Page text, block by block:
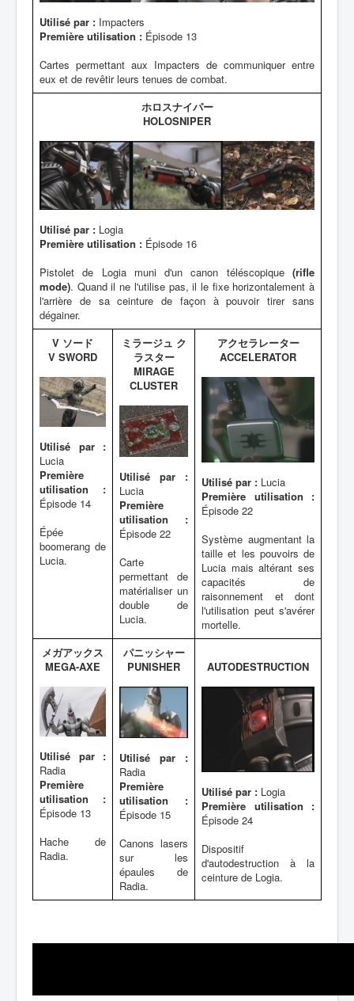
Utilisé par : Impacters
Première utilisation : Épisode 13
Cartes permettant aux Impacters de communiquer entre
eux et de revêtir leurs tenues de combat.
ホロスナイパー
HOLOSNIPER
Utilisé par : Logia
Première utilisation : Épisode 16
Pistolet de Logia muni d'un canon téléscopique (rifle
mode). Quand il ne l'utilise pas, il le fixe horizontalement à
l'arrière de sa ceinture de façon à pouvoir tirer sans
dégainer.
V ソード
V SWORD
Utilisé par :
Lucia
Première
utilisation :
Épisode 14
Épée
boomerang de
Lucia.
ミラージュ ク
ラスター
MIRAGE
CLUSTER
Utilisé par :
Lucia
Première
utilisation :
Épisode 22
Carte
permettant de
matérialiser un
double de
Lucia.
アクセラレーター
ACCELERATOR
Utilisé par : Lucia
Première utilisation :
Épisode 22
Système augmentant la
taille et les pouvoirs de
Lucia mais altérant ses
capacités de
raisonnement et dont
l'utilisation peut s'avérer
mortelle.
メガアックス
MEGA-AXE
Utilisé par :
Radia
Première
utilisation :
Épisode 13
Hache de
Radia.
パニッシャー
PUNISHER
Utilisé par :
Radia
Première
utilisation :
Épisode 15
Canons lasers
sur les
épaules de
Radia.
AUTODESTRUCTION
Utilisé par : Logia
Première utilisation :
Épisode 24
Dispositif
d'autodestruction à la
ceinture de Logia.